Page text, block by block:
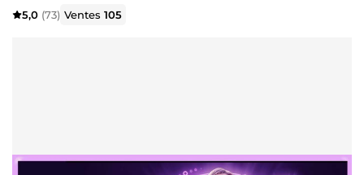
5,0 (73) Ventes105